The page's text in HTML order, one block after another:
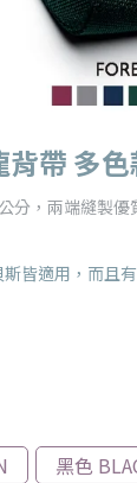
背帶 多
分，兩端縫製優
皆適用，而且
黑色